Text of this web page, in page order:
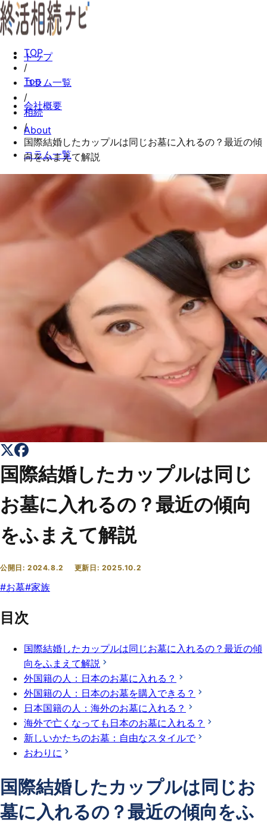
トップ
Top
会社概要
About
コラム一覧
Columns
お問い合わせ
Contact
トップ
Top
会社概要
Contact
TOP
/
コラム一覧
/
相続
/
国際結婚したカップルは同じお墓に入れるの？最近の傾
向をふまえて解説
国際結婚したカップルは同じ
お墓に入れるの？最近の傾向
をふまえて解説
公開日:2024.8.2 更新日: 2025.10.2
#お墓#家族
目次
国際結婚したカップルは同じお墓に入れるの？最近の傾
向をふまえて解説
外国籍の人：日本のお墓に入れる？
外国籍の人：日本のお墓を購入できる？
日本国籍の人：海外のお墓に入れる？
海外で亡くなっても日本のお墓に入れる？
新しいかたちのお墓：自由なスタイルで
おわりに
国際結婚したカップルは同じお
墓に入れるの？最近の傾向をふ